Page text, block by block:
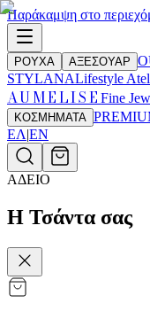
Παράκαμψη στο
ΡΟΥΧΑ ΑΞΕΣΟΥΑΡ
STYLANALifestyle
AUMELISEFine
ΚΟΣΜΗΜΑΤΑ
ΕΛ|EN
ΑΔΕΙΟ
Η Τσάντα σας